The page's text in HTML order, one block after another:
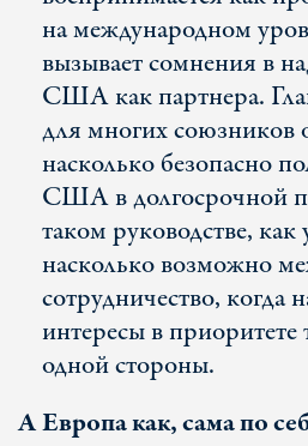
на международном
вызывает сомнения в
США как партнера.
для многих союзников
насколько безопасно
США в долгосрочной
таком руководстве,
насколько возможно
сотрудничество, когда
интересы в приоритете
одной стороны.
А Европа как, сама по